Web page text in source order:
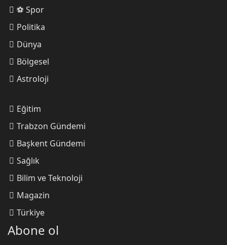
Yusuf Ünal
Şampiyonluğun Dönüştürücü Etkisi
Sadullah Bakırtaş
Nizamettin Mollasalihoğlu
Dilaver AKYAZI
Cinayetten Umuda
⚽ Spor
Politika
Dünya
Bölgesel
Astroloji
Eğitim
Trabzon Gündemi
Başkent Gündemi
Sağlık
Bilim ve Teknoloji
Magazin
Türkiye
Abone ol